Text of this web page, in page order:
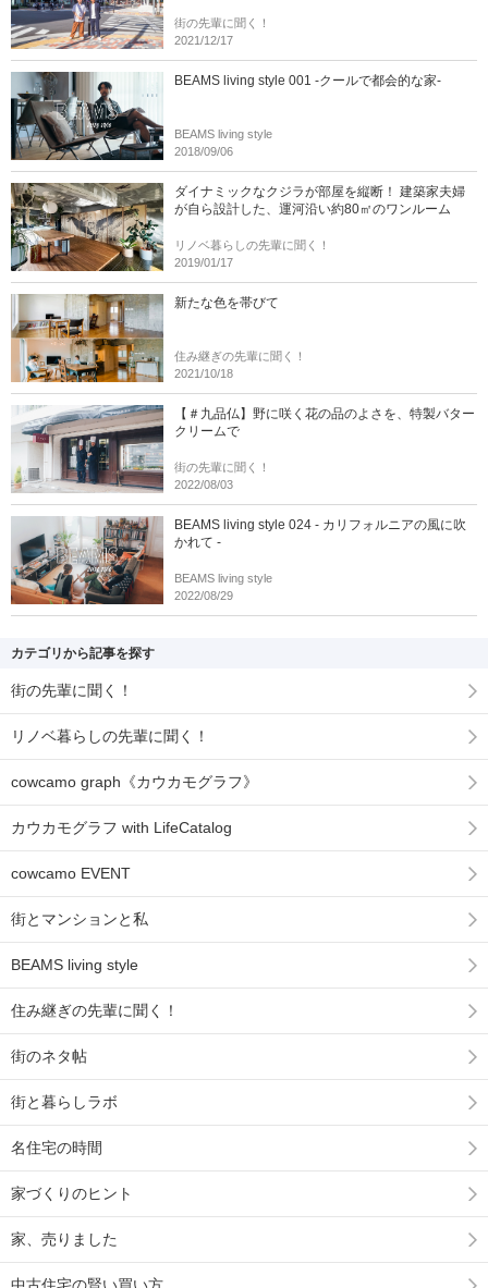
街の先輩に聞く！
2021/12/17
BEAMS living style 001 -クールで都会的な家-
BEAMS living style
2018/09/06
ダイナミックなクジラが部屋を縦断！ 建築家夫婦
が自ら設計した、運河沿い約80㎡のワンルーム
リノベ暮らしの先輩に聞く！
2019/01/17
新たな色を帯びて
住み継ぎの先輩に聞く！
2021/10/18
【＃九品仏】野に咲く花の品のよさを、特製バター
クリームで
街の先輩に聞く！
2022/08/03
BEAMS living style 024 - カリフォルニアの風に吹
かれて -
BEAMS living style
2022/08/29
カテゴリから記事を探す
街の先輩に聞く！
リノベ暮らしの先輩に聞く！
cowcamo graph《カウカモグラフ》
カウカモグラフ with LifeCatalog
cowcamo EVENT
街とマンションと私
BEAMS living style
住み継ぎの先輩に聞く！
街のネタ帖
街と暮らしラボ
名住宅の時間
家づくりのヒント
家、売りました
中古住宅の賢い買い方